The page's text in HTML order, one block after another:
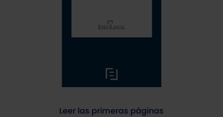
Leer las primeras páginas